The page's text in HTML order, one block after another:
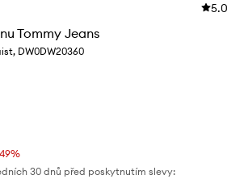
5.0
Tommy Jeans
DW0DW20360
30 dnů před poskytnutím slevy: